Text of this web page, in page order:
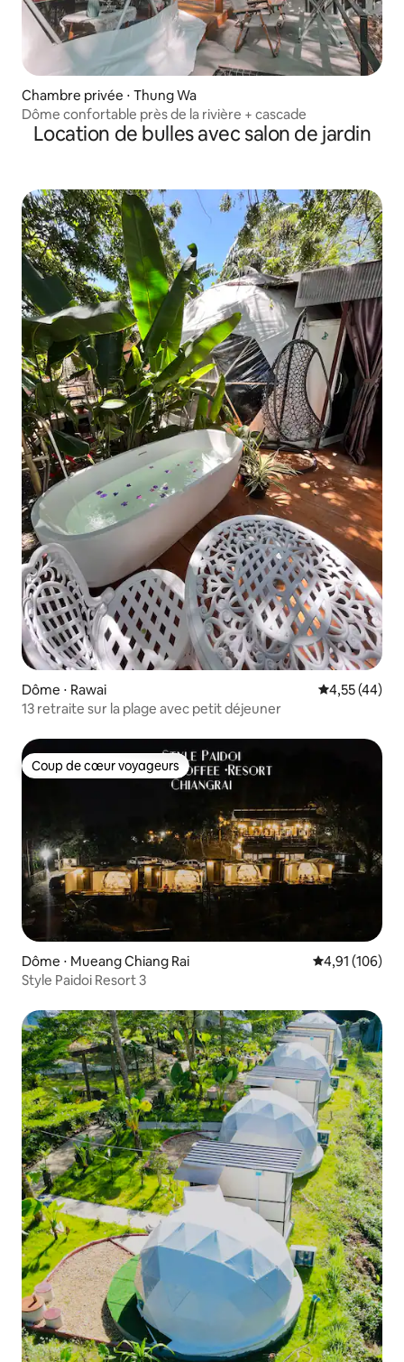
Chambre privée ⋅ Thung Wa
Dôme confortable près de la rivière + cascade
Location de bulles avec salon de jardin
Dôme ⋅ Rawai Évaluation
4,55 (44)
13 retraite sur la plage avec petit déjeuner
Coup de cœur voyageurs
Coup de cœur voyageurs
Dôme ⋅ Mueang Chiang Rai Évaluation
4,91 (106)
Style Paidoi Resort 3